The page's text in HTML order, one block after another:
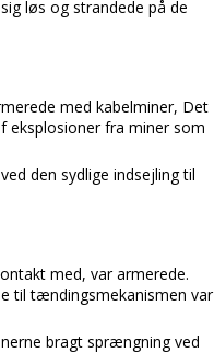
løs og strandede på de
med kabelminer, Det
eksplosioner fra miner som
den sydlige indsejling til
med, var armerede.
til tændingsmekanismen var
bragt sprængning ved